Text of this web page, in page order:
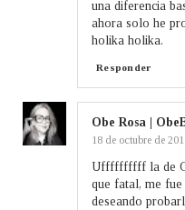
una diferencia
ahora solo he
holika holika.
Responder
Obe Rosa |
18 de octubre de
Uffffffffff la de
que fatal, me
deseando